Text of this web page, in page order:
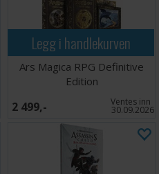
Legg i handlekurven
Ars Magica RPG Definitive
Edition
2 499,- Ventes inn
30.09.2026